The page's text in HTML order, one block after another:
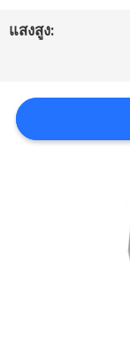
แผนผัง
แสงสูง: